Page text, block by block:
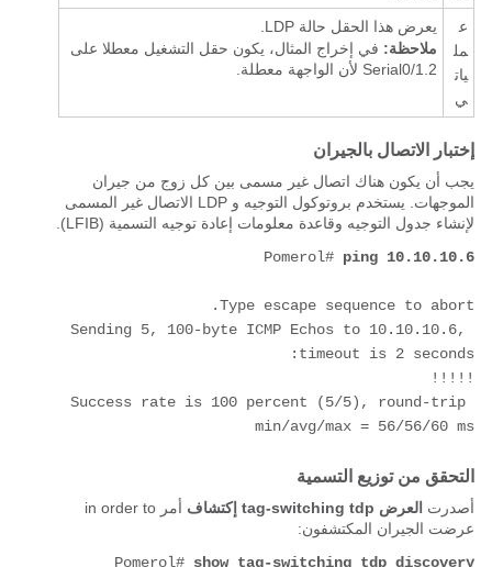
ع
مل
يات
ي
يعرض هذا الحقل حالة LDP.
ملاحظة: في إخراج المثال، يكون حقل التشغيل معطلا على
Serial0/1.2 لأن الواجهة معطلة.
إختبار الاتصال بالجيران
يجب أن يكون هناك اتصال غير مسمى بين كل زوج من جيران
الموجهات. يستخدم بروتوكول التوجيه و LDP الاتصال غير المسمى
لإنشاء جدول التوجيه وقاعدة معلومات إعادة توجيه التسمية (LFIB).
Pomerol# ping 10.10.10.6
Sending 5, 100-byte ICMP Echos to 10.10.10.6,
Success rate is 100 percent (5/5), round-trip
min/avg/max = 56/56/60 ms
التحقق من توزيع التسمية
أصدرت العرض tag-switching tdp إكتشاف
أمر in order to
عرضت الجيران المكتشفون:
Pomerol# show tag-switching tdp discovery